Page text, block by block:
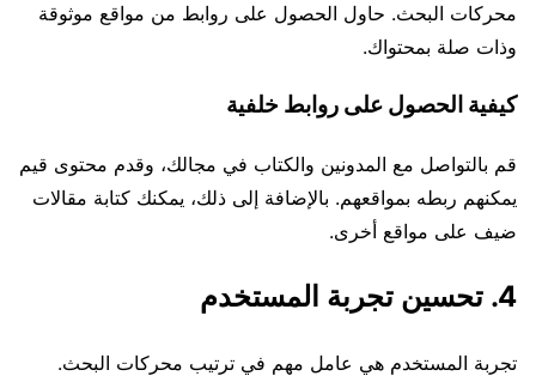
محركات البحث. حاول الحصول على روابط من مواقع موثوقة
وذات صلة بمحتواك.
كيفية الحصول على روابط خلفية
قم بالتواصل مع المدونين والكتاب في مجالك، وقدم محتوى قيم
يمكنهم ربطه بمواقعهم. بالإضافة إلى ذلك، يمكنك كتابة مقالات
ضيف على مواقع أخرى.
4. تحسين تجربة المستخدم
تجربة المستخدم هي عامل مهم في ترتيب محركات البحث.